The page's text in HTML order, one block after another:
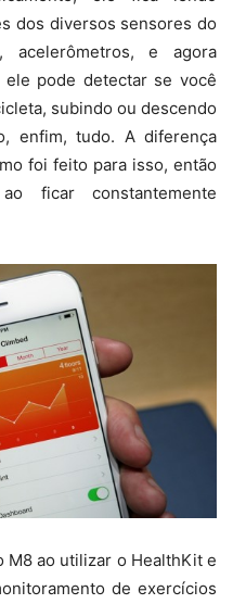
dos diversos sensores do
acelerômetros, e agora
pode detectar se você
subindo ou descendo
enfim, tudo. A diferença
foi feito para isso, então
ficar constantemente
ao utilizar o HealthKit e
de exercícios